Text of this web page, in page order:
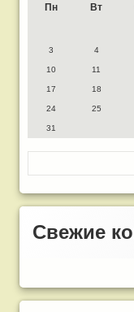
Пн Вт
3 4
10 11
17 18
24 25
31
Свежие